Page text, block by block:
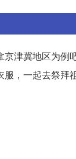
津冀地区为例
，一起去祭拜